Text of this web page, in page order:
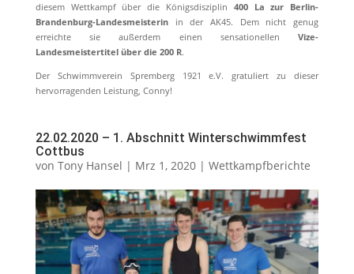
diesem Wettkampf über die Königsdisziplin 400 La zur Berlin-
Brandenburg-Landesmeisterinin der AK45. Dem nicht genug
erreichte sie außerdem einen sensationellenVize-
Landesmeistertitel über die 200 R.
Der Schwimmverein Spremberg 1921 e.V. gratuliert zu dieser
hervorragenden Leistung, Conny!
22.02.2020 – 1. Abschnitt Winterschwimmfest
Cottbus
von Tony Hansel | Mrz 1, 2020| Wettkampfberichte